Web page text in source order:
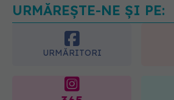
06.08.2026, 08:06
URMĂRITORI
365
URMĂRITORI
ARTICOLE SIMILARE